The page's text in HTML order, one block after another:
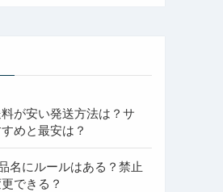
が安い発送方法は？サ
めと最安は？
名にルールはある？禁止
できる？